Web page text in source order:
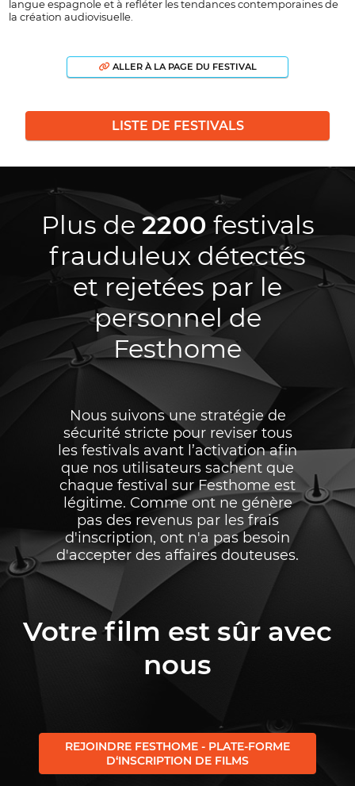
langue espagnole et à refléter les tendances contemporaines de
la création audiovisuelle.
ALLER À LA PAGE DU FESTIVAL
LISTE DE FESTIVALS
Plus de 2200 festivals
frauduleux détectés
et rejetées par le
personnel de
Festhome
Nous suivons une stratégie de
sécurité stricte pour reviser tous
les festivals avant l’activation afin
que nos utilisateurs sachent que
chaque festival sur Festhome est
légitime. Comme ont ne génère
pas des revenus par les frais
d'inscription, ont n'a pas besoin
d'accepter des affaires douteuses.
Votre film est sûr avec
nous
REJOINDRE FESTHOME - PLATE-FORME
D‘INSCRIPTION DE FILMS